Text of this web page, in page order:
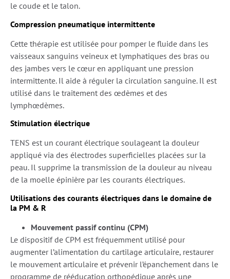
le coude et le talon.
Compression pneumatique intermittente
Cette thérapie est utilisée pour pomper le fluide dans les
vaisseaux sanguins veineux et lymphatiques des bras ou
des jambes vers le cœur en appliquant une pression
intermittente. Il aide à réguler la circulation sanguine. Il est
utilisé dans le traitement des œdèmes et des
lymphœdèmes.
Stimulation électrique
TENS est un courant électrique soulageant la douleur
appliqué via des électrodes superficielles placées sur la
peau. Il supprime la transmission de la douleur au niveau
de la moelle épinière par les courants électriques.
Utilisations des courants électriques dans le domaine de
la PM & R
Mouvement passif continu (CPM)
Le dispositif de CPM est fréquemment utilisé pour
augmenter l’alimentation du cartilage articulaire, restaurer
le mouvement articulaire et prévenir l’épanchement dans le
programme de rééducation orthopédique après une